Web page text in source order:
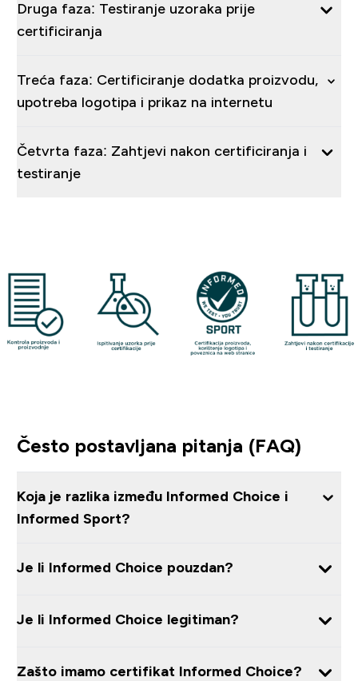
Druga faza: Testiranje uzoraka prije
certificiranja
Treća faza: Certificiranje dodatka proizvodu,
upotreba logotipa i prikaz na internetu
Četvrta faza: Zahtjevi nakon certificiranja i
testiranje
Često postavljana pitanja (FAQ)
Koja je razlika između Informed Choice i
Informed Sport?
Je li Informed Choice pouzdan?
Je li Informed Choice legitiman?
Zašto imamo certifikat Informed Choice?